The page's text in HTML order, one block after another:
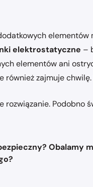
elektrostatyczne –
elementów ani
zajmuje
Podobno
Obalamy